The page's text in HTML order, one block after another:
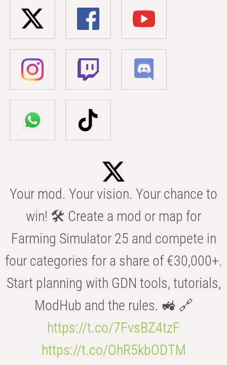
Your mod. Your vision. Your chance to
win! 🛠️ Create a mod or map for
Farming Simulator 25 and compete in
four categories for a share of €30,000+.
Start planning with GDN tools, tutorials,
ModHub and the rules. 🚜 🔗
https://t.co/7FvsBZ4tzF
https://t.co/OhR5kbODTM